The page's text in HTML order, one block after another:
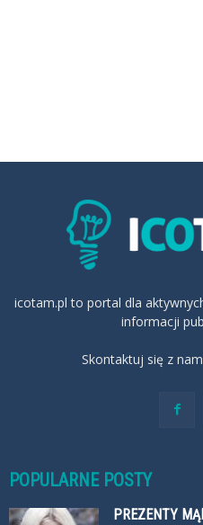
icotam.pl to portal dla
informacji
Skontaktuj się z
POPULARNE POSTY
PREZENTY